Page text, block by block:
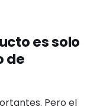
es solo
de
Pero el